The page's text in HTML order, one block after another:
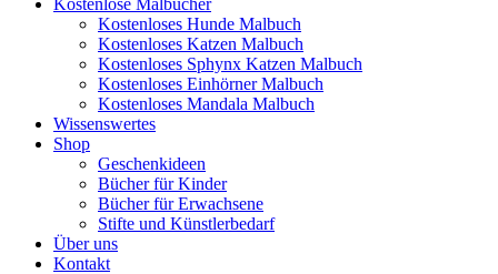
Kostenlose Malbücher
Kostenloses Hunde Malbuch
Kostenloses Katzen Malbuch
Kostenloses Sphynx Katzen Malbuch
Kostenloses Einhörner Malbuch
Kostenloses Mandala Malbuch
Wissenswertes
Shop
Geschenkideen
Bücher für Kinder
Bücher für Erwachsene
Stifte und Künstlerbedarf
Über uns
Kontakt